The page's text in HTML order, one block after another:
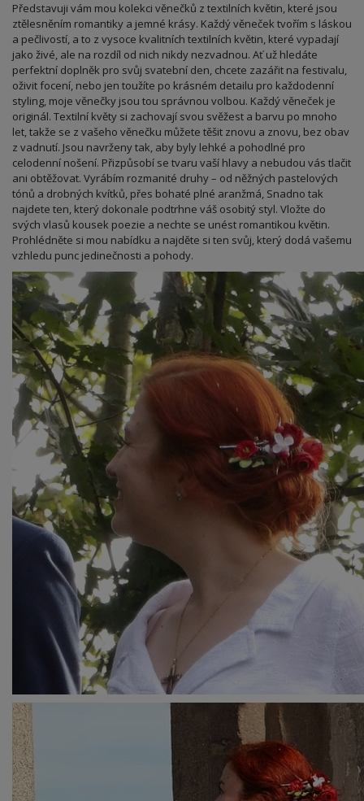
Představuji vám mou kolekci věnečků z textilních květin, které jsou
ztělesněním romantiky a jemné krásy. Každý věneček tvořím s láskou
a pečlivostí, a to z vysoce kvalitních textilních květin, které vypadají
jako živé, ale na rozdíl od nich nikdy nezvadnou. Ať už hledáte
perfektní doplněk pro svůj svatební den, chcete zazářit na festivalu,
oživit focení, nebo jen toužíte po krásném detailu pro každodenní
styling, moje věnečky jsou tou správnou volbou. Každý věneček je
originál. Textilní květy si zachovají svou svěžest a barvu po mnoho
let, takže se z vašeho věnečku můžete těšit znovu a znovu, bez obav
z vadnutí. Jsou navrženy tak, aby byly lehké a pohodlné pro
celodenní nošení. Přizpůsobí se tvaru vaší hlavy a nebudou vás tlačit
ani obtěžovat. Vyrábím rozmanité druhy – od něžných pastelových
tónů a drobných kvítků, přes bohaté plné aranžmá, Snadno tak
najdete ten, který dokonale podtrhne váš osobitý styl. Vložte do
svých vlasů kousek poezie a nechte se unést romantikou květin.
Prohlédněte si mou nabídku a najděte si ten svůj, který dodá vašemu
vzhledu punc jedinečnosti a pohody.